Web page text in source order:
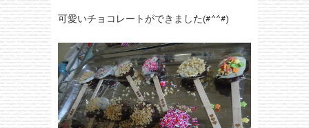
可愛いチョコレートができました(#^^#)